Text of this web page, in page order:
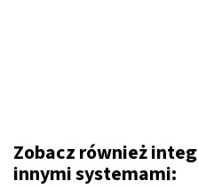
Zobacz również
innymi systemami: